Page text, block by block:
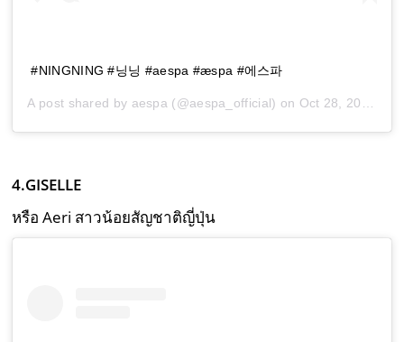
#NINGNING #닝닝 #aespa #æspa #에스파
A post shared by aespa (@aespa_official) on Oct 28, 2020 at 8:01am PDT
4.GISELLE
หรือ Aeri สาวน้อยสัญชาติญี่ปุ่น